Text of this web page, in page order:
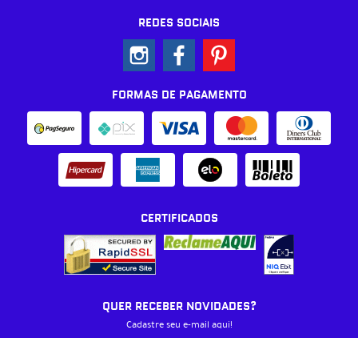
REDES SOCIAIS
FORMAS DE PAGAMENTO
CERTIFICADOS
QUER RECEBER NOVIDADES?
Cadastre seu e-mail aqui!